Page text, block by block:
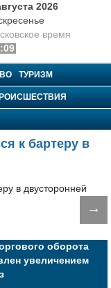
2026
время
ТУРИЗМ
к бартеру в
→